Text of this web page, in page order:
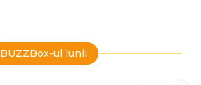
BUZZBox-ul lunii